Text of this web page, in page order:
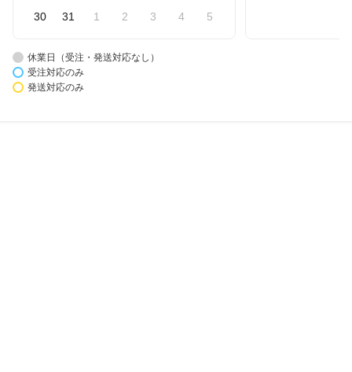
30 31 1 2 3 4 5
休業日（受注・発送対応なし）
受注対応のみ
発送対応のみ